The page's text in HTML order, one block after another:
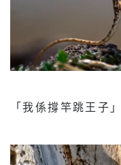
「我係撐竿跳王子」